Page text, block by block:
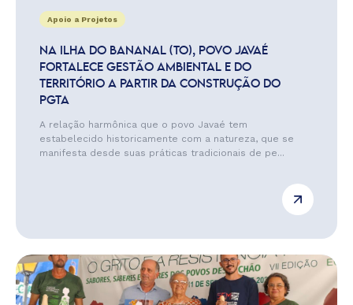
Apoio a Projetos
NA ILHA DO BANANAL (TO), POVO JAVAÉ
FORTALECE GESTÃO AMBIENTAL E DO
TERRITÓRIO A PARTIR DA CONSTRUÇÃO DO
PGTA
A relação harmônica que o povo Javaé tem
estabelecido historicamente com a natureza, que se
manifesta desde suas práticas tradicionais de pe...